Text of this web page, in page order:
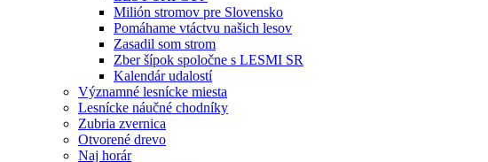
Milión stromov pre Slovensko
Pomáhame vtáctvu našich lesov
Zasadil som strom
Zber šípok spoločne s LESMI SR
Kalendár udalostí
Významné lesnícke miesta
Lesnícke náučné chodníky
Zubria zvernica
Otvorené drevo
Naj horár